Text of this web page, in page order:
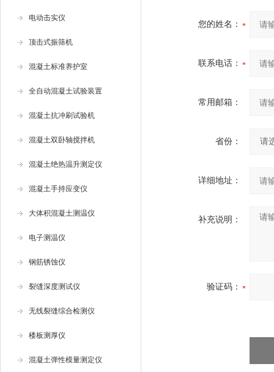
电动击实仪
顶击式振筛机
混凝土标准养护室
全自动混凝土试验装置
混凝土抗冲刷试验机
混凝土双卧轴搅拌机
混凝土绝热温升测定仪
混凝土手持应变仪
大体积混凝土测温仪
电子测温仪
钢筋锈蚀仪
裂缝深度测试仪
无线裂缝综合检测仪
楼板测厚仪
混凝土弹性模量测定仪
您的姓名：
联系电话：
常用邮箱：
省份：
详细地址：
补充说明：
验证码：